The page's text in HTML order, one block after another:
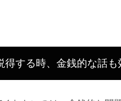
得する時、金銭的な話も